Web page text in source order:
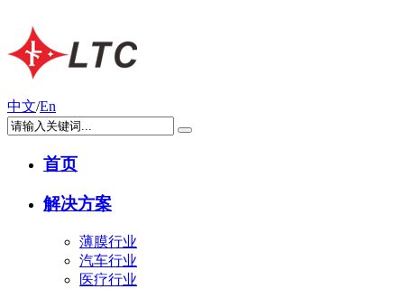
中文/En
首页
解决方案
薄膜行业
汽车行业
医疗行业